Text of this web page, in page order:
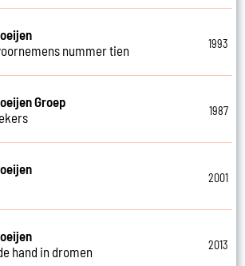
nummer tien
1993
Groep
1987
2001
hand in dromen
2013